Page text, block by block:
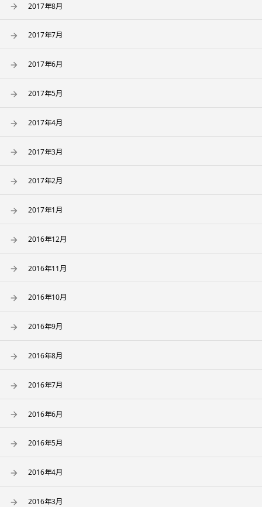
2017年8月
2017年7月
2017年6月
2017年5月
2017年4月
2017年3月
2017年2月
2017年1月
2016年12月
2016年11月
2016年10月
2016年9月
2016年8月
2016年7月
2016年6月
2016年5月
2016年4月
2016年3月